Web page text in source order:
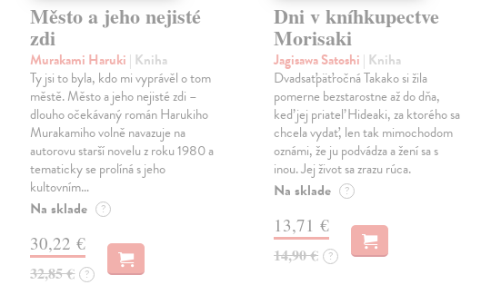
Město a jeho nejisté
zdi
Murakami Haruki | Kniha
Ty jsi to byla, kdo mi vyprávěl o tom
městě. Město a jeho nejisté zdi –
dlouho očekávaný román Harukiho
Murakamiho volně navazuje na
autorovu starší novelu z roku 1980 a
tematicky se prolíná s jeho
kultovním…
Na sklade ?
30,22 €
32,85 € ?
Dni v kníhkupectve
Morisaki
Jagisawa Satoshi | Kniha
Dvadsaťpäťročná Takako si žila
pomerne bezstarostne až do dňa,
keď jej priateľ Hideaki, za ktorého sa
chcela vydať, len tak mimochodom
oznámi, že ju podvádza a žení sa s
inou. Jej život sa zrazu rúca.
Na sklade ?
13,71 €
14,90 € ?